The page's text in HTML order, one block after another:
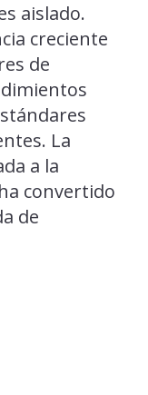
aislado.
creciente
de
La
a la
convertido
de